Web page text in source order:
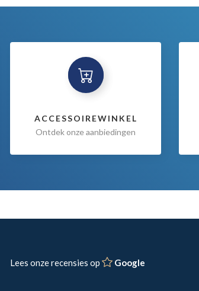
ACCESSOIREWINKEL
Ontdek onze aanbiedingen
Lees onze recensies op Google